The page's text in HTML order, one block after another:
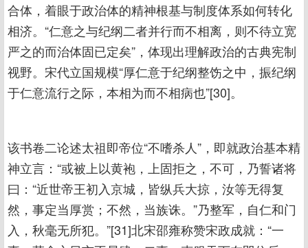
合体，着眼于政治体的精神根基与制度体系如何转化
相济。“仁意之与纪纲二者并行而不相离，则不待立宽
严之的而治体固已定矣”，体现出理解政治的古典宪制
视野。宋代立国规模“厚仁意于纪纲整饬之中，振纪纲
于仁意流行之际，本相为而不相病也”[30]。
该书卷二论述太祖即帝位“不嗜杀人”，即就政治基本精
神立言：“或被上以黄袍，上固拒之，不可，乃誓诸将
曰：“近世帝王初入京城，皆纵兵大掠，汝等无得复
然，事定当厚赏；不然，当族诛。”乃整军，自仁和门
入，秋毫无所犯。”[31]北宋邵雍称赞宋政成就：“一